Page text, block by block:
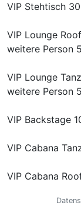
VIP Stehtisch
VIP Lounge
weitere Person
VIP Lounge
weitere Person
VIP Backstage
VIP Cabana
VIP Cabana
Bei Cabanas